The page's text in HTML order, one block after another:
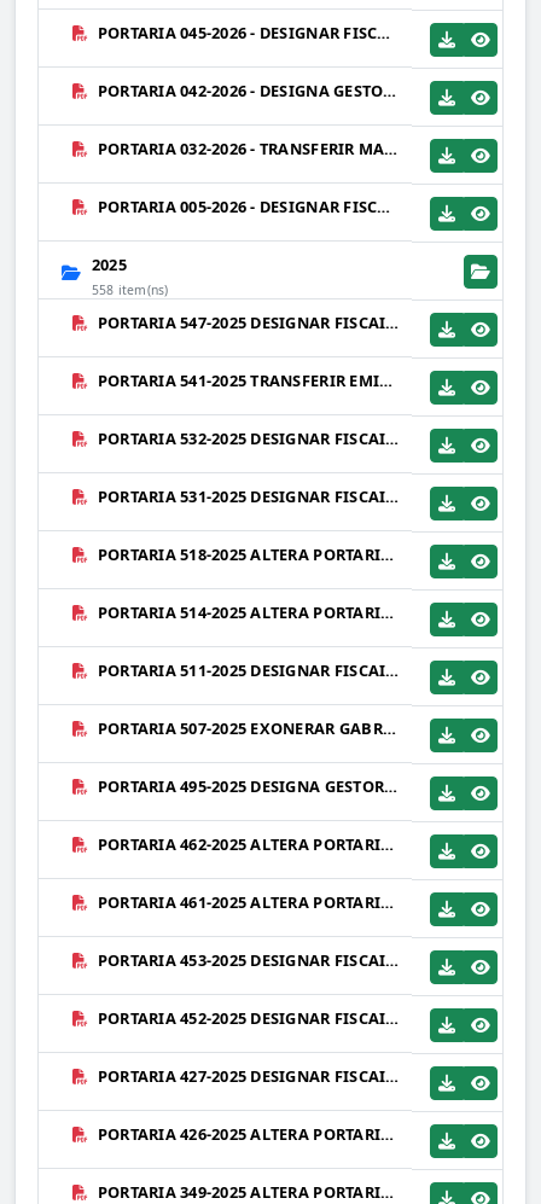
PORTARIA 045-2026 - DESIGNAR FISCAIS DO CONTRATO 011-2026 - DUO PROJETOS.PDF
PORTARIA 042-2026 - DESIGNA GESTORES DE CONTRATO QUE ESPECIFICA - REVOGA PORTARIA 495-2025 E ALTERAÇÕES.PDF
PORTARIA 032-2026 - TRANSFERIR MARIA CLARA FERREIRA DE CARVALHO LIMA - DIVISÃO DE CONTROLE DE CONVÊNIOS E CONTRATOS.PDF
PORTARIA 005-2026 - DESIGNAR FISCAIS DO CONTRATO 141-2025 - SENGE DE SAPUCAIA CONSTRUÇÕES LTDA EPP.PDF
2025
558 item(ns)
PORTARIA 547-2025 DESIGNAR FISCAIS DO CONTRATO 138-2025 - QUALIS CONSTRUÇÕES E SERVIÇOS LTDA.PDF
PORTARIA 541-2025 TRANSFERIR EMILLY ROSA BARBOSA - DIVISÃO DE CONTROLE DE CONVÊNIOS E CONTRATOS.PDF
PORTARIA 532-2025 DESIGNAR FISCAIS DO CONTRATO 109-2025 - SENGE DE SAPUCAIA CONSTRUÇÕES LTDA EPP.PDF
PORTARIA 531-2025 DESIGNAR FISCAIS DO CONTRATO 122-2025 - FUTURE SOLUÇÕES EM CONSTRUÇÕES.PDF
PORTARIA 518-2025 ALTERA PORTARIA 495-2025 - DESIGNA GESTOR DE CONTRATOS.PDF
PORTARIA 514-2025 ALTERA PORTARIA 495-2025 - DESIGNA GESTORES DE CONTRATO.PDF
PORTARIA 511-2025 DESIGNAR FISCAIS DO CONTRATO 098-2025 - SENGE DE SAPUCAIA CONSTRUÇÕES LTDA EPP.PDF
PORTARIA 507-2025 EXONERAR GABRIELLE CITRÂNGULO DUTRA - DIVISÃO DE CONTROLE DE CONVÊNIOS E CONTRATOS.PDF
PORTARIA 495-2025 DESIGNA GESTORES DE CONTRATO QUE ESPECIFICA - REVOGA PORTARIA 136-2025 E ALTERAÇÕES.PDF
PORTARIA 462-2025 ALTERA PORTARIA 136-2025 - DESIGNA GESTOR DE CONTRATOS - REVOGA PORTARIA 426-2025.PDF
PORTARIA 461-2025 ALTERA PORTARIA 397-2024 - FISCAIS DE OBRAS - CONTRATO 098-2024 - PRO SOLUÇÕES SERVIÇOS.PDF
PORTARIA 453-2025 DESIGNAR FISCAIS DO CONTRATO 073-2025 - EVERALDO JOSÉ TEIXEIRA DE ALMEIDA - ME.PDF
PORTARIA 452-2025 DESIGNAR FISCAIS DO CONTRATO 069-2025 - L8 GROUP SA.PDF
PORTARIA 427-2025 DESIGNAR FISCAIS DO CONTRATO 068-2025 - FUTURE SOLUÇÕES EM CONSTRUÇÕES.PDF
PORTARIA 426-2025 ALTERA PORTARIA 136-2025 - DESIGNA GESTOR DE CONTRATOS.PDF
PORTARIA 349-2025 ALTERA PORTARIA 136-2025 - DESIGNA GESTOR DE CONTRATO.PDF